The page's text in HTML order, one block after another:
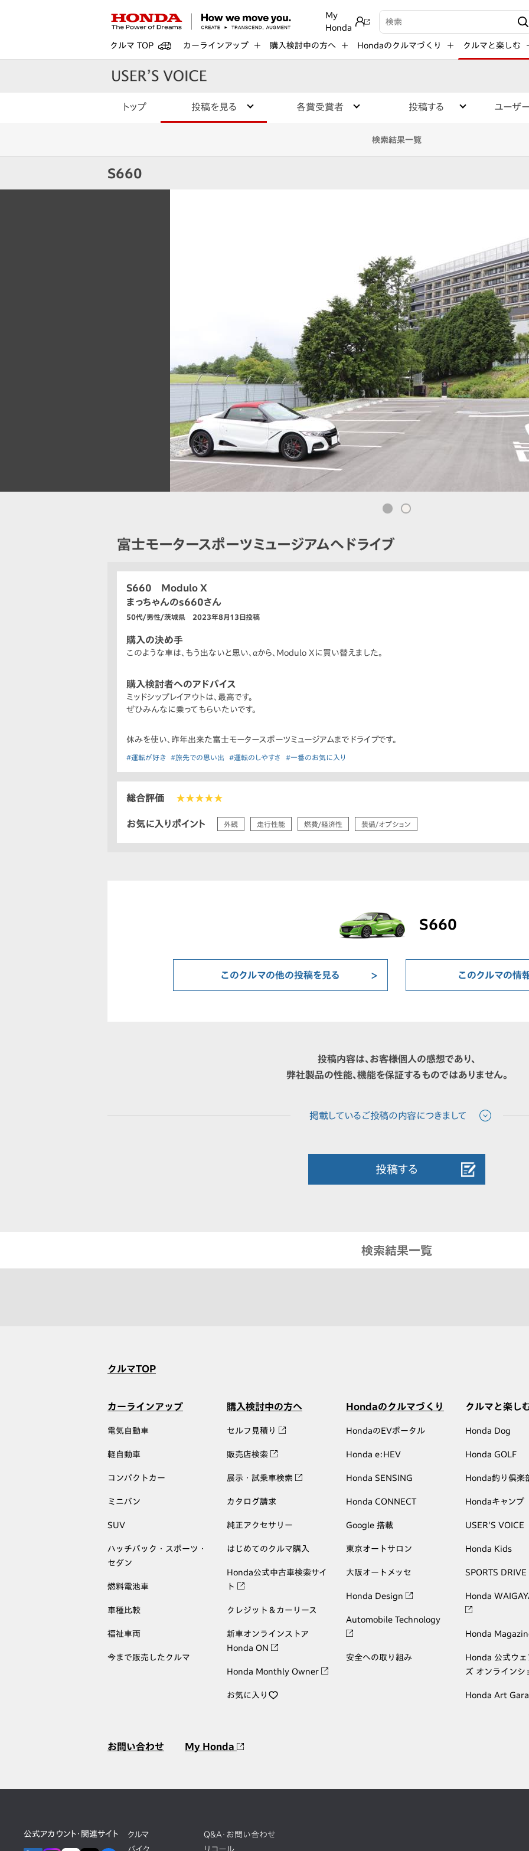
My
Honda
検索キーワード入力
クルマ TOP カーラインアップ 購入検討中の方へ Hondaのクルマづくり クルマと楽しむ
トップ 投稿を見る 各賞受賞者 投稿する ユーザ
検索結果一覧
S660
富士モータースポーツミュージアムへドライブ
S660 Modulo X
まっちゃんのs660さん
50代/男性/茨城県 2023年8月13日投稿
購入の決め手
このような車は、もう出ないと思い、αから、Modulo Xに買い替えました。
購入検討者へのアドバイス
ミッドシップレイアウトは、最高です。
ぜひみんなに乗ってもらいたいです。
休みを使い、昨年出来た富士モータースポーツミュージアムまでドライブです。
#運転が好き #旅先での思い出 #運転のしやすさ #一番のお気に入り
総合評価 ★★★★★
お気に入りポイント 外観 走行性能 燃費/経済性 装備/オプション
S660
このクルマの他の投稿を見る このクルマの情
投稿内容は、お客様個人の感想であり、
弊社製品の性能、機能を保証するものではありません。
投稿する
検索結果一覧
クルマTOP
カーラインアップ
電気自動車
軽自動車
コンパクトカー
ミニバン
SUV
ハッチバック・スポーツ・
セダン
燃料電池車
車種比較
福祉車両
今まで販売したクルマ
購入検討中の方へ
セルフ見積り
販売店検索
展示・試乗車検索
カタログ請求
純正アクセサリー
はじめてのクルマ購入
Honda公式中古車検索サイ
ト
クレジット＆カーリース
新車オンラインストア
Honda ON
Honda Monthly Owner
お気に入り
Hondaのクルマづくり
HondaのEVポータル
Honda e:HEV
Honda SENSING
Honda CONNECT
Google 搭載
東京オートサロン
大阪オートメッセ
Honda Design
Automobile Technology
安全への取り組み
クルマと楽し
Honda Dog
Honda GOLF
Honda釣り倶楽
Hondaキャンプ
USER'S VOICE
Honda Kids
SPORTS DRIVE
Honda
Honda
Honda 公式ウェ
ズ オンラインシ
Honda Art
お問い合わせ My Honda
公式アカウント・関連サイト
クルマ
バイク
Q&A・お問い合わせ
リコール